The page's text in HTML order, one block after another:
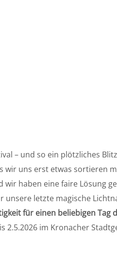
– und so ein plötzliches
wir uns erst etwas sortieren
haben eine faire Lösung
unsere letzte magische
für einen beliebigen Tag
2.5.2026 im Kronacher